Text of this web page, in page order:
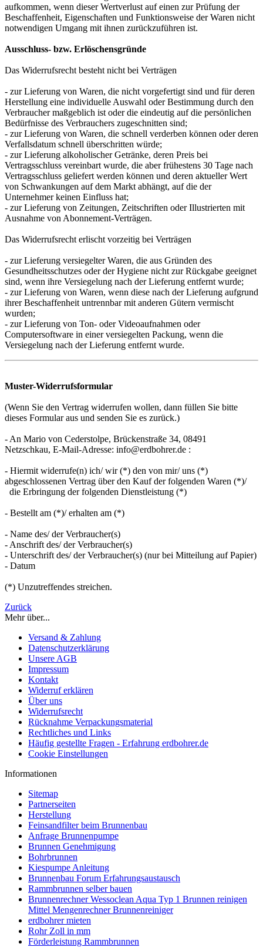
aufkommen, wenn dieser Wertverlust auf einen zur Prüfung der
Beschaffenheit, Eigenschaften und Funktionsweise der Waren nicht
notwendigen Umgang mit ihnen zurückzuführen ist.
Ausschluss- bzw. Erlöschensgründe
Das Widerrufsrecht besteht nicht bei Verträgen
- zur Lieferung von Waren, die nicht vorgefertigt sind und für deren
Herstellung eine individuelle Auswahl oder Bestimmung durch den
Verbraucher maßgeblich ist oder die eindeutig auf die persönlichen
Bedürfnisse des Verbrauchers zugeschnitten sind;
- zur Lieferung von Waren, die schnell verderben können oder deren
Verfallsdatum schnell überschritten würde;
- zur Lieferung alkoholischer Getränke, deren Preis bei
Vertragsschluss vereinbart wurde, die aber frühestens 30 Tage nach
Vertragsschluss geliefert werden können und deren aktueller Wert
von Schwankungen auf dem Markt abhängt, auf die der
Unternehmer keinen Einfluss hat;
- zur Lieferung von Zeitungen, Zeitschriften oder Illustrierten mit
Ausnahme von Abonnement-Verträgen.
Das Widerrufsrecht erlischt vorzeitig bei Verträgen
- zur Lieferung versiegelter Waren, die aus Gründen des
Gesundheitsschutzes oder der Hygiene nicht zur Rückgabe geeignet
sind, wenn ihre Versiegelung nach der Lieferung entfernt wurde;
- zur Lieferung von Waren, wenn diese nach der Lieferung aufgrund
ihrer Beschaffenheit untrennbar mit anderen Gütern vermischt
wurden;
- zur Lieferung von Ton- oder Videoaufnahmen oder
Computersoftware in einer versiegelten Packung, wenn die
Versiegelung nach der Lieferung entfernt wurde.
Muster-Widerrufsformular
(Wenn Sie den Vertrag widerrufen wollen, dann füllen Sie bitte
dieses Formular aus und senden Sie es zurück.)
- An Mario von Cederstolpe, Brückenstraße 34, 08491
Netzschkau, E-Mail-Adresse: info@erdbohrer.de :
- Hiermit widerrufe(n) ich/ wir (*) den von mir/ uns (*)
abgeschlossenen Vertrag über den Kauf der folgenden Waren (*)/
die Erbringung der folgenden Dienstleistung (*)
- Bestellt am (*)/ erhalten am (*)
- Name des/ der Verbraucher(s)
- Anschrift des/ der Verbraucher(s)
- Unterschrift des/ der Verbraucher(s) (nur bei Mitteilung auf Papier)
- Datum
(*) Unzutreffendes streichen.
Zurück
Mehr über...
Versand & Zahlung
Datenschutzerklärung
Unsere AGB
Impressum
Kontakt
Widerruf erklären
Über uns
Widerrufsrecht
Rücknahme Verpackungsmaterial
Rechtliches und Links
Häufig gestellte Fragen - Erfahrung erdbohrer.de
Cookie Einstellungen
Informationen
Sitemap
Partnerseiten
Herstellung
Feinsandfilter beim Brunnenbau
Anfrage Brunnenpumpe
Brunnen Genehmigung
Bohrbrunnen
Kiespumpe Anleitung
Brunnenbau Forum Erfahrungsaustausch
Rammbrunnen selber bauen
Brunnenrechner Wessoclean Aqua Typ 1 Brunnen reinigen
Mittel Mengenrechner Brunnenreiniger
erdbohrer mieten
Rohr Zoll in mm
Förderleistung Rammbrunnen